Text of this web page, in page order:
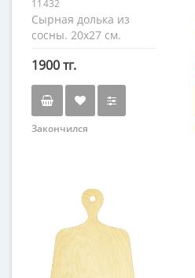
11432
Сырная долька из
сосны. 20х27 см.
1900 тг.
Закончился